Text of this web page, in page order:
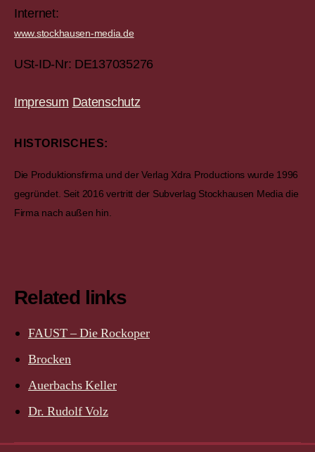
Internet:
www.stockhausen-media.de
USt-ID-Nr: DE137035276
Impresum Datenschutz
HISTORISCHES:
Die Produktionsfirma und der Verlag Xdra Productions wurde 1996
gegründet. Seit 2016 vertritt der Subverlag Stockhausen Media die
Firma nach außen hin.
Related links
FAUST – Die Rockoper
Brocken
Auerbachs Keller
Dr. Rudolf Volz